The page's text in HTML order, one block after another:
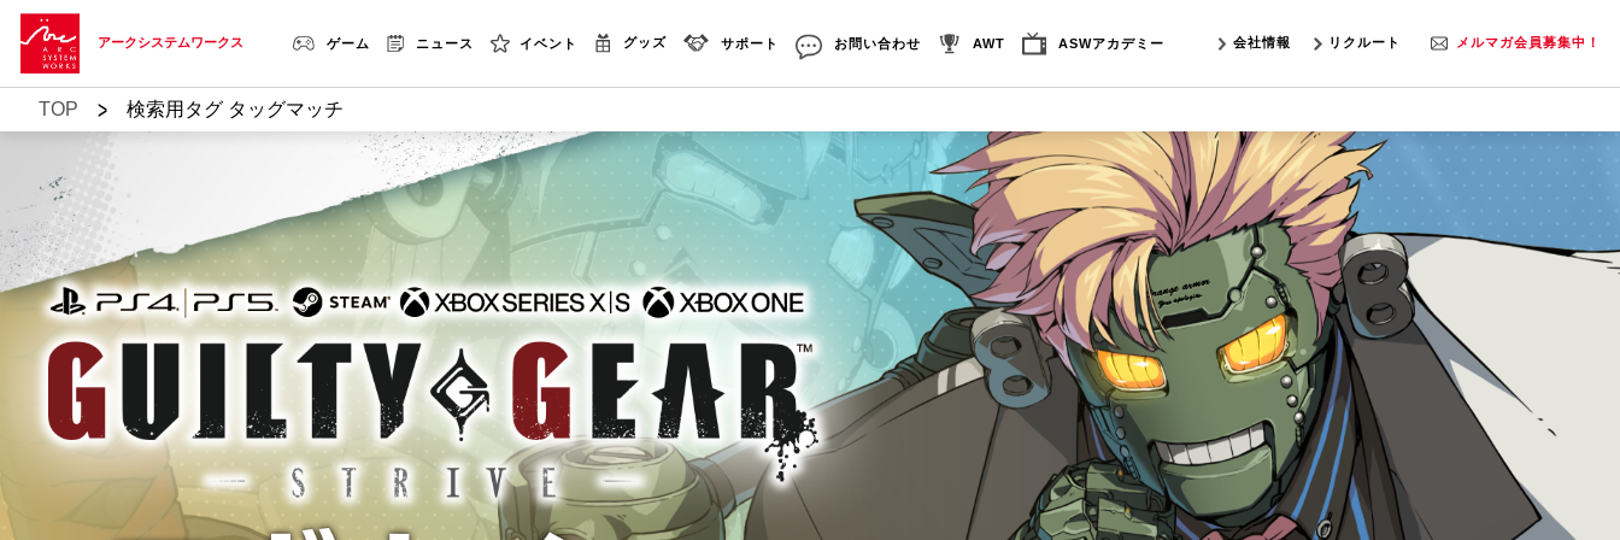
アークシステムワークス ゲーム ニュース イベント グッズ サポート お問い合わせ AWT ASWアカデミー 会社情報 リクルート メルマガ会員募集中！
TOP > 検索用タグ タッグマッチ